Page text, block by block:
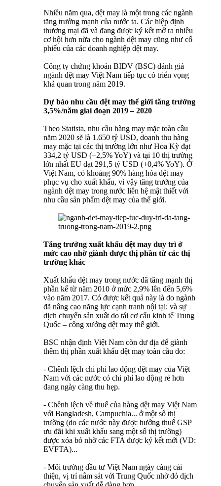
Nhiều năm qua, dệt may là một trong các ngành
tăng trưởng mạnh của nước ta. Các hiệp định
thương mại đã và đang được ký kết mở ra nhiều
cơ hội hơn nữa cho ngành dệt may cũng như cổ
phiếu của các doanh nghiệp dệt may.
Công ty chứng khoán BIDV (BSC) đánh giá
ngành dệt may Việt Nam tiếp tục có triển vọng
khả quan trong năm 2019.
Dự báo nhu cầu dệt may thế giới tăng trưởng
3,5%/năm giai đoạn 2019 – 2020
Theo Statista, nhu cầu hàng may mặc toàn cầu
năm 2020 sẽ là 1.650 tỷ USD, doanh thu hàng
may mặc tại các thị trường lớn như Hoa Kỳ đạt
334,2 tỷ USD (+2,5% YoY) và tại 10 thị trường
lớn nhất EU đạt 291,5 tỷ USD (+0,4% YoY). Ở
Việt Nam, có khoảng 90% hàng hóa dệt may
phục vụ cho xuất khẩu, vì vậy tăng trưởng của
ngành dệt may trong nước liên hệ mật thiết với
nhu cầu sản phẩm dệt may của thế giới.
Tăng trưởng xuất khẩu dệt may duy trì ở
mức cao nhờ giành được thị phần từ các thị
trường khác
Xuất khẩu dệt may trong nước đã tăng mạnh thị
phần kể từ năm 2010 ở mức 2,9% lên đến 5,6%
vào năm 2017. Có được kết quả này là do ngành
đã nâng cao năng lực cạnh tranh nội tại; và sự
dịch chuyển sản xuất do tái cơ cấu kinh tế Trung
Quốc – công xưởng dệt may thế giới.
BSC nhận định Việt Nam còn dư địa để giành
thêm thị phần xuất khẩu dệt may toàn cầu do:
- Chênh lệch chi phí lao động dệt may của Việt
Nam với các nước có chi phí lao động rẻ hơn
đang ngày càng thu hẹp.
- Chênh lệch về thuế của hàng dệt may Việt Nam
với Bangladesh, Campuchia... ở một số thị
trường (do các nước này được hưởng thuế GSP
ưu đãi khi xuất khẩu sang một số thị trường)
được xóa bỏ nhờ các FTA được ký kết mới (VD:
EVFTA)...
- Môi trường đầu tư Việt Nam ngày càng cải
thiện, vị trí nằm sát với Trung Quốc nhờ đó dịch